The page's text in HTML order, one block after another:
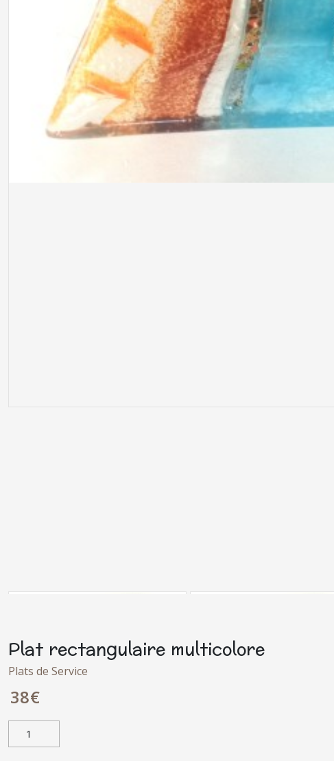
Plat rectangulaire multicolore
Plats de Service
38€